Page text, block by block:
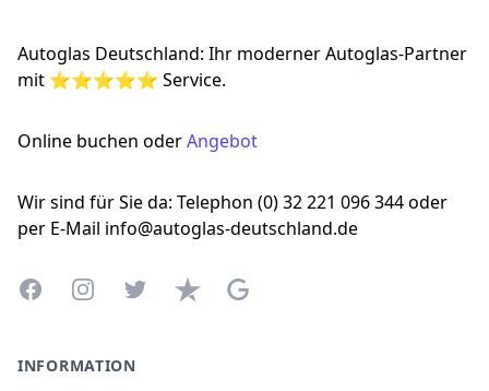
Autoglas Deutschland: Ihr moderner Autoglas-Partner
mit ⭐⭐⭐⭐⭐ Service.
Online buchen oderAngebot
Wir sind für Sie da: Telephon (0) 32 221 096 344 oder
per E-Mail info@autoglas-deutschland.de
FacebookInstagramTwitterTrustpilotGoogle Business Profile
INFORMATION